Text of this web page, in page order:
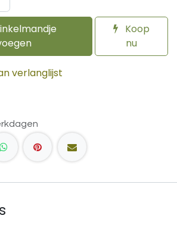
Koop
nu
verlanglijst